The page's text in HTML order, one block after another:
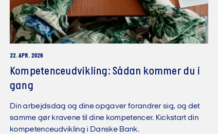
22. APR. 2026
Kompetenceudvikling: Sådan kommer du i
gang
Din arbejdsdag og dine opgaver forandrer sig, og det
samme gør kravene til dine kompetencer. Kickstart din
kompetenceudvikling i Danske Bank.